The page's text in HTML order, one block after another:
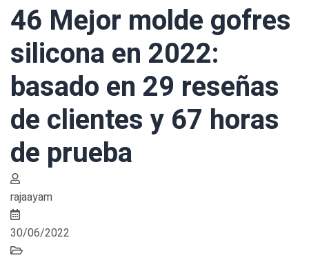
46 Mejor molde gofres
silicona en 2022:
basado en 29 reseñas
de clientes y 67 horas
de prueba
rajaayam
30/06/2022